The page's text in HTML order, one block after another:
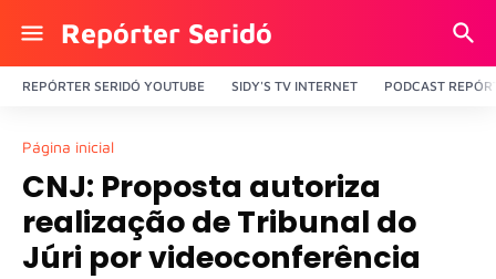
Repórter Seridó
REPÓRTER SERIDÓ YOUTUBE SIDY'S TV INTERNET PODCAST
Página inicial
CNJ: Proposta autoriza
realização de Tribunal do
Júri por videoconferência